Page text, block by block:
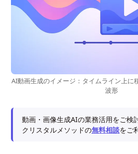
AI動画生成のイメージ：タイムライン上に
波形
動画・画像生成AIの業務活用をご検
クリスタルメソッドの無料相談をご